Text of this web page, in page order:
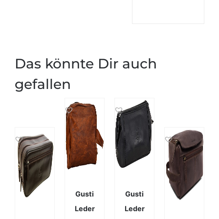
Das könnte Dir auch
gefallen
Gusti
Leder
Gusti
Leder